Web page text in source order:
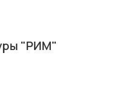
"РИМ"